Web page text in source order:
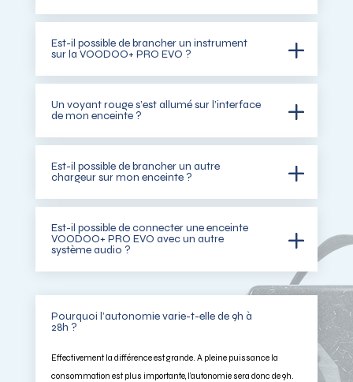
Est-il possible de brancher un instrument
sur la VOODOO+ PRO EVO ?
Un voyant rouge s’est allumé sur l’interface
de mon enceinte ?
Est-il possible de brancher un autre
chargeur sur mon enceinte ?
Est-il possible de connecter une enceinte
VOODOO+ PRO EVO avec un autre
système audio ?
Pourquoi l’autonomie varie-t-elle de 9h à
28h ?
Effectivement la différence est grande. A pleine puissance la
consommation est plus importante, l’autonomie sera donc de 9h.